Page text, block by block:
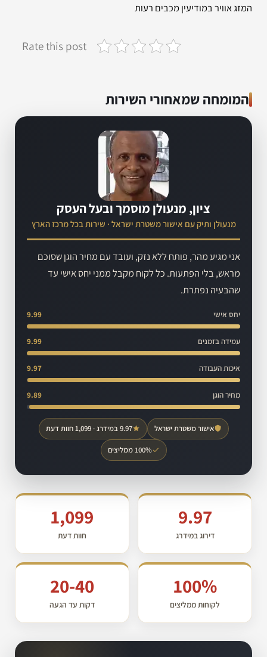
המזג אוויר במודיעין מכבים רעות
Rate this post
המומחה שמאחורי השירות
ציון, מנעולן מוסמך ובעל העסק
מנעולן ותיק עם אישור משטרת ישראל · שירות בכל מרכז הארץ
אני מגיע מהר, פותח ללא נזק, ועובד עם מחיר הוגן שסוכם
מראש, בלי הפתעות. כל לקוח מקבל ממני יחס אישי עד
שהבעיה נפתרת.
יחס אישי 9.99
עמידה בזמנים 9.99
איכות העבודה 9.97
מחיר הוגן 9.89
אישור משטרת ישראל 9.97 במידרג · 1,099 חוות דעת
100% ממליצים
9.97
דירוג במידרג
1,099
חוות דעת
100%
לקוחות ממליצים
20-40
דקות עד הגעה